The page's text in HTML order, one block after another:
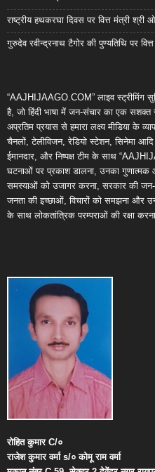
राष्ट्रीय हथकरघा दिवस पर वित्त मंत्री श्री
गुरुदेव रवीन्द्रनाथ टैगोर की पुण्यतिथि पर
“AAJHIJAAGO.COM” लाइव स्ट्रीमिंग
है, जो हिंदी भाषा में जन-संचार का एक
अप्रतिम प्रयास से हमारा लक्ष्य मीडिया के
चैनलों, टेलीविजन, रेडियो स्टेशन, सिनेमा आदि
ईमानदार, और निष्पक्ष टीम के साथ
घटनाओं पर प्रकाश डालना, उनका गुणात्मक
समस्याओं को उजागर करना, सरकार की जन-
जनता की इच्छाओं, विचारों को समझना और
के साथ लोकतांत्रिक परम्पराओं की रक्षा
रोहित कुमारC/०
राजेश कुमार वर्माs/० कोमू राम वर्मा